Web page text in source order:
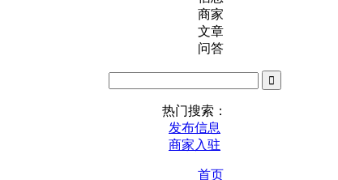
商家
文章
问答
热门搜索：
发布信息
商家入驻
首页